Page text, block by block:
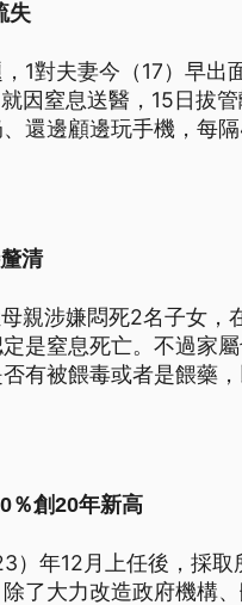
失
1對夫妻今（17）早出
因窒息送醫，15日拔
還邊顧邊玩手機，每
清
親涉嫌悶死2名子女，
是窒息死亡。不過家
有被餵毒或者是餵藥，
％創20年新高
）年12月上任後，採取
了大力改造政府機構